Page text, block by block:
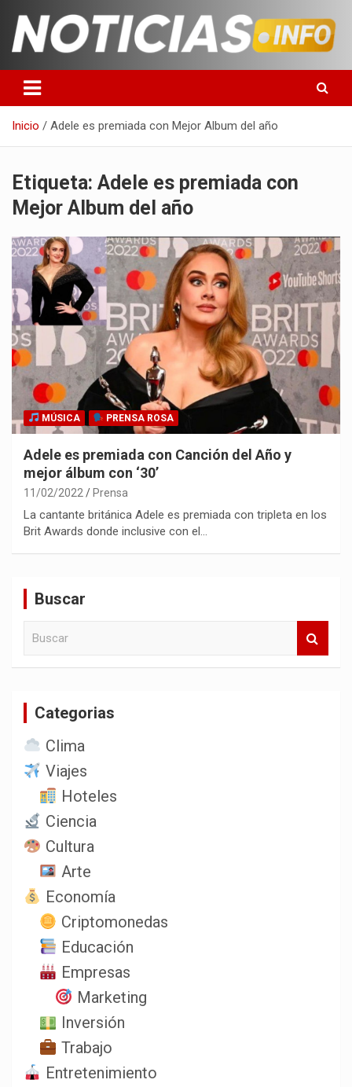
contenido
Noticias en español
Inicio Adele es premiada con Mejor Album del año
Etiqueta: Adele es premiada con
Mejor Album del año
MÚSICA PRENSA ROSA
Adele es premiada con Canción del Año y
mejor álbum con ‘30’
11/02/2022 Prensa
La cantante británica Adele es premiada con tripleta en los
Brit Awards donde inclusive con el…
Buscar
Categorias
Clima
Viajes
Hoteles
Ciencia
Cultura
Arte
Economía
Criptomonedas
Educación
Empresas
Marketing
Inversión
Trabajo
Entretenimiento